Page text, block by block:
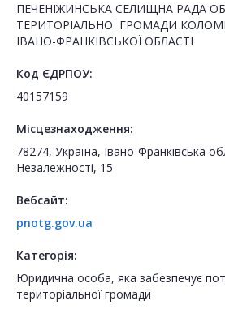
ПЕЧЕНІЖИНСЬКА СЕЛИЩНА РАДА
ТЕРИТОРІАЛЬНОЇ ГРОМАДИ
ІВАНО-ФРАНКІВСЬКОЇ ОБЛАСТІ
Код ЄДРПОУ:
40157159
Місцезнаходження:
78274, Україна, Івано-Франківська
Незалежності, 15
Вебсайт:
pnotg.gov.ua
Категорія:
Юридична особа, яка забезпечує
територіальної громади